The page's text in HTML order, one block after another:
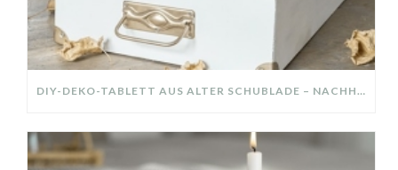
DIY-DEKO-TABLETT AUS ALTER SCHUBLADE – NACHHALTIGE HERBSTDEKO SELBER MACHEN!